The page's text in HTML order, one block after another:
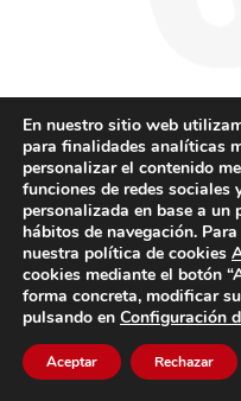
En nuestro sitio web
para finalidades analíticas
personalizar el contenido
funciones de redes
personalizada en base a
hábitos de navegación.
nuestra política de cookies
cookies mediante el botón
forma concreta, modificar
pulsando en Configuración
Aceptar Rechazar